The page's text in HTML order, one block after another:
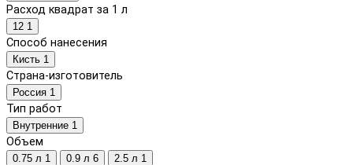
Расход квадрат за 1 л
12 1
Способ нанесения
Кисть 1
Страна-изготовитель
Россия 1
Тип работ
Внутренние 1
Объем
0.75 л 1 0.9 л 6 2.5 л 1